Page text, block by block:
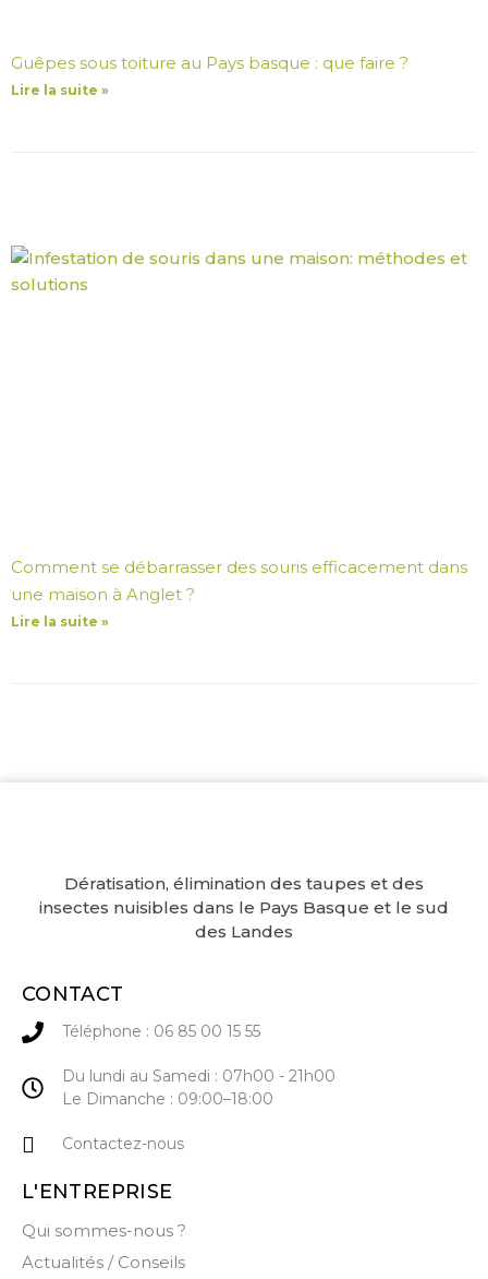
Guêpes sous toiture au Pays basque : que faire ?
Lire la suite »
Comment se débarrasser des souris efficacement dans
une maison à Anglet ?
Lire la suite »
Dératisation, élimination des taupes et des
insectes nuisibles dans le Pays Basque et le sud
des Landes
CONTACT
Téléphone : 06 85 00 15 55
Du lundi au Samedi : 07h00 - 21h00
Le Dimanche : 09:00–18:00
Contactez-nous
L'ENTREPRISE
Qui sommes-nous ?
Actualités / Conseils